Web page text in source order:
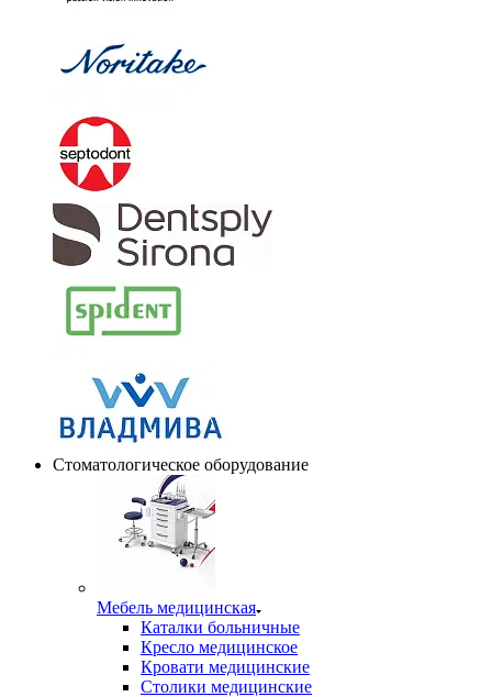
Стоматологическое оборудование
Мебель медицинская
Каталки больничные
Кресло медицинское
Кровати медицинские
Столики медицинские